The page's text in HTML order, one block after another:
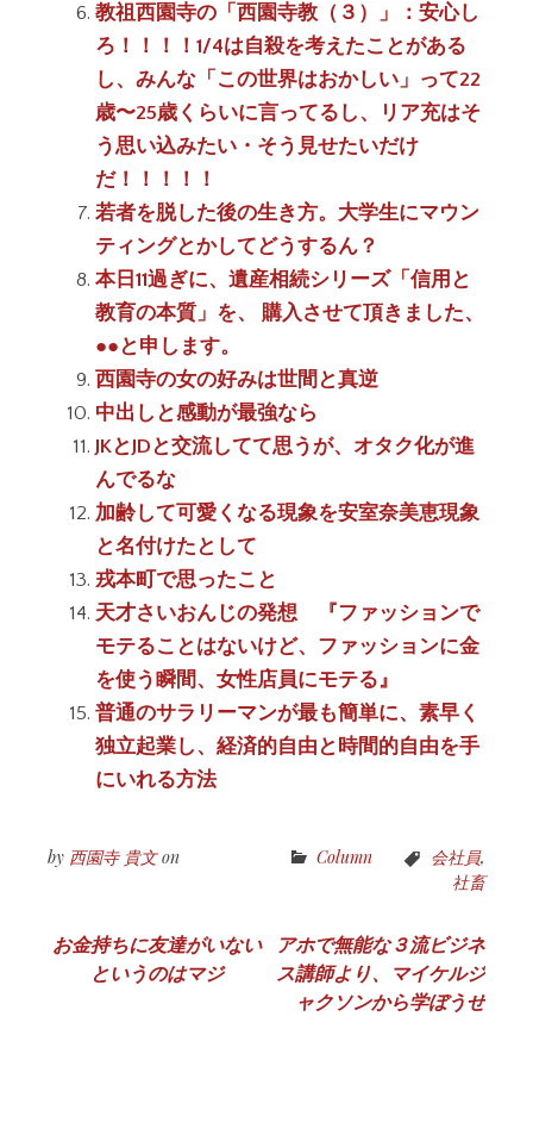
教祖西園寺の「西園寺教（３）」：安心し
ろ！！！！1/4は自殺を考えたことがある
し、みんな「この世界はおかしい」って22
歳〜25歳くらいに言ってるし、リア充はそ
う思い込みたい・そう見せたいだけ
だ！！！！！
若者を脱した後の生き方。大学生にマウン
ティングとかしてどうするん？
本日11過ぎに、遺産相続シリーズ「信用と
教育の本質」を、 購入させて頂きました、
●●と申します。
西園寺の女の好みは世間と真逆
中出しと感動が最強なら
JKとJDと交流してて思うが、オタク化が進
んでるな
加齢して可愛くなる現象を安室奈美恵現象
と名付けたとして
戎本町で思ったこと
天才さいおんじの発想 『ファッションで
モテることはないけど、ファッションに金
を使う瞬間、女性店員にモテる』
普通のサラリーマンが最も簡単に、素早く
独立起業し、経済的自由と時間的自由を手
にいれる方法
by 西園寺 貴文on Column 会社員,
社畜
投
お金持ちに友達がいない
というのはマジ
アホで無能な３流ビジネ
ス講師より、マイケルジ
ャクソンから学ぼうぜ